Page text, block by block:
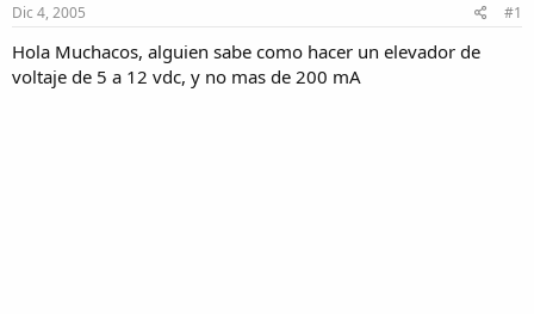
n
c
Dic 4, 2005 #1
Hola Muchacos, alguien sabe como hacer un elevador de
voltaje de 5 a 12 vdc, y no mas de 200 mA